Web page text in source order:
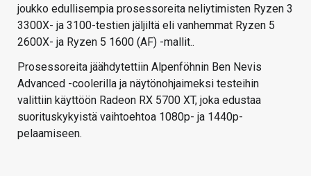
joukko edullisempia prosessoreita neliytimisten Ryzen 3
3300X- ja 3100-testien jäljiltä eli vanhemmat Ryzen 5
2600X- ja Ryzen 5 1600 (AF) -mallit..
Prosessoreita jäähdytettiin Alpenföhnin Ben Nevis
Advanced -coolerilla ja näytönohjaimeksi testeihin
valittiin käyttöön Radeon RX 5700 XT, joka edustaa
suorituskykyistä vaihtoehtoa 1080p- ja 1440p-
pelaamiseen.